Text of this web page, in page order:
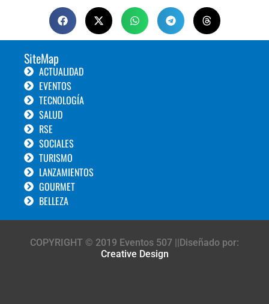
SiteMap
ACTUALIDAD
EVENTOS
TECNOLOGÍA
SALUD
RSE
SOCIALES
TURISMO
LANZAMIENTOS
GOURMET
BELLEZA
COPYRIGHT © 2019 Eventos 507 ||Diseñado por:
Creative Design